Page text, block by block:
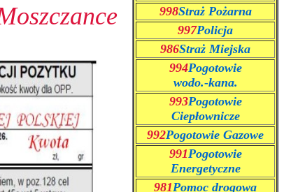
998Straż Pożarna
997Policja
986Straż Miejska
994Pogotowie
wodo.-kana.
993Pogotowie
Ciepłownicze
992Pogotowie Gazowe
991Pogotowie
Energetyczne
981Pomoc drogowa